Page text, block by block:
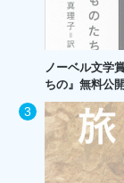
ノーベル文学
ちの』無料公開